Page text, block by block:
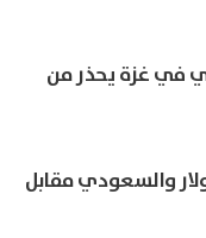
في غزة يحذر من
والسعودي مقابل